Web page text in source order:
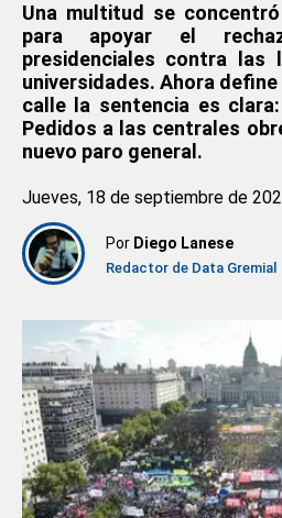
Una multitud se
para apoyar el
presidenciales contra las
universidades. Ahora define
calle la sentencia es
Pedidos a las centrales
nuevo paro general.
Por Diego Lanese
Redactor de Data Gremial
Jueves, 18 de septiembre de